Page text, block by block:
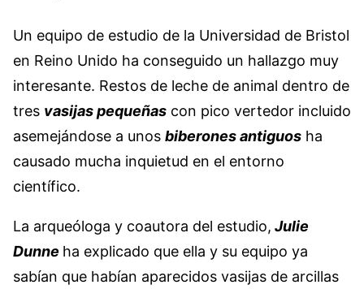
Un equipo de estudio de la Universidad de Bristol
en Reino Unido ha conseguido un hallazgo muy
interesante. Restos de leche de animal dentro de
tres vasijas pequeñas con pico vertedor incluido
asemejándose a unos biberones antiguos ha
causado mucha inquietud en el entorno
científico.
La arqueóloga y coautora del estudio, Julie
Dunne ha explicado que ella y su equipo ya
sabían que habían aparecidos vasijas de arcillas